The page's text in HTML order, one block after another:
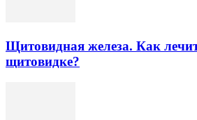
Щитовидная железа. Как
щитовидке?